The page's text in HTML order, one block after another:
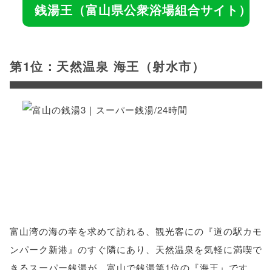
銭湯王（富山県公衆浴場組合サイト）
第1位：天然温泉 海王（射水市）
富山湾の海の幸を求めて訪れる、観光客にの『道の駅カモ
ンパーク新港』のすぐ隣にあり、天然温泉を気軽に満喫で
きるスーパー銭湯が、富山で銭湯第1位の『海王』です。